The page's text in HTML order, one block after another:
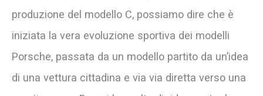
produzione del modello C, possiamo dire che è
iniziata la vera evoluzione sportiva dei modelli
Porsche, passata da un modello partito da un’idea
di una vettura cittadina e via via diretta verso una